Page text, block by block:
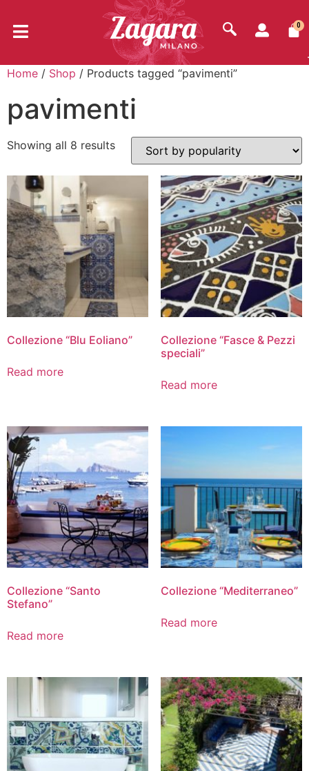
0
Home / Shop / Products tagged “pavimenti”
pavimenti
Showing all 8 results
Collezione “Blu Eoliano”
Read more
Collezione “Fasce & Pezzi
speciali”
Read more
Collezione “Santo
Stefano”
Read more
Collezione “Mediterraneo”
Read more